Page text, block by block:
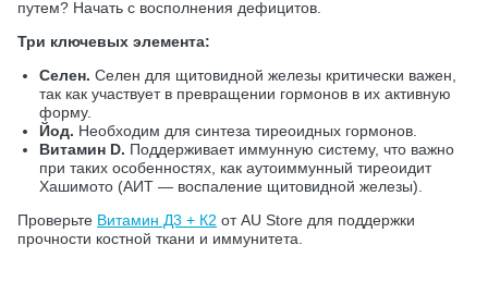
путем? Начать с восполнения дефицитов.
Три ключевых элемента:
Селен. Селен для щитовидной железы критически важен,
так как участвует в превращении гормонов в их активную
форму.
Йод. Необходим для синтеза тиреоидных гормонов.
Витамин D. Поддерживает иммунную систему, что важно
при таких особенностях, как аутоиммунный тиреоидит
Хашимото (АИТ — воспаление щитовидной железы).
Проверьте Витамин Д3 + К2 от AU Store для поддержки
прочности костной ткани и иммунитета.